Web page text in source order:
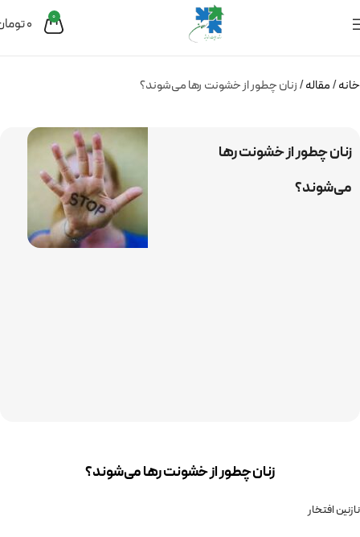
0
0
خانه مقاله زنان چطور از خشونت رها می‌شوند؟
زنان چطور از خشونت رها
می‌شوند؟
زنان چطور از خشونت رها می‌شوند؟
نازنین افتخار